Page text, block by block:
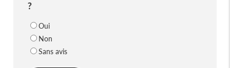
?
Oui
Non
Sans avis